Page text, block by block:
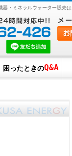
・ミネラルウォーター販売は
困ったときのQ&A